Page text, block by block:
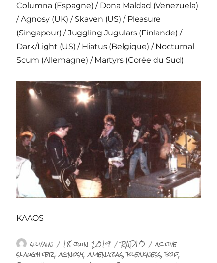
Columna (Espagne) / Dona Maldad (Venezuela)
/ Agnosy (UK) / Skaven (US) / Pleasure
(Singapour) / Juggling Jugulars (Finlande) /
Dark/Light (US) / Hiatus (Belgique) / Nocturnal
Scum (Allemagne) / Martyrs (Corée du Sud)
KAAOS
Auteur
silvain Publié
le
18 juin 2019 Catégories
RADIO Étiquettes
active
slaughter,agnosy,amenazas,bleakness,bof,